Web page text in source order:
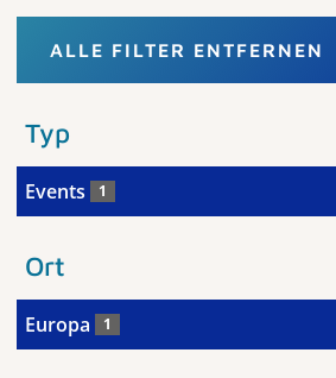
ALLE FILTER ENTFERNEN
Typ
Events 1
Ort
Europa 1